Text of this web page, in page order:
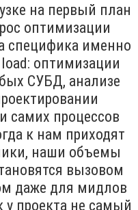
на первый план
оптимизации
специфика именно
load: оптимизации
СУБД, анализе
самих процессов
к нам приходят
наши объемы
вызовом
даже для мидлов
у проекта не самый